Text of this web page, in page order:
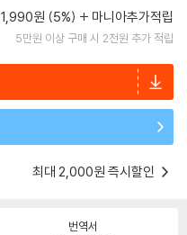
1,990원 (5%) 마니아추가적립
5만원 이상 구매 시 2천원 추가 적립
최대 2,000원 즉시할인
번역서